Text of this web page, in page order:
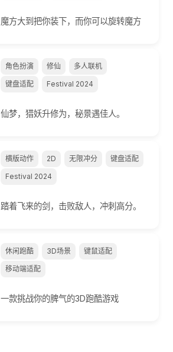
魔方大到把你装下，而你可以旋转魔方
角色扮演 修仙
多人联机
键盘适配
Festival 2024
仙梦，猎妖升修为，秘景遇佳人。
横版动作 2D 无限冲分
键盘适配
Festival 2024
踏着飞来的剑，击败敌人，冲刺高分。
休闲跑酷 3D场景
键鼠适配
移动端适配
一款挑战你的脾气的3D跑酷游戏